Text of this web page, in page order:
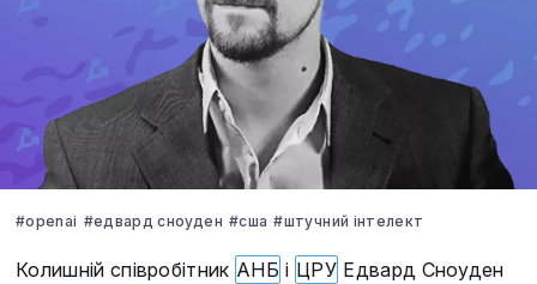
#openai #едвард сноуден #сша #штучний інтелект
Колишній співробітник АНБ і ЦРУ Едвард Сноуден